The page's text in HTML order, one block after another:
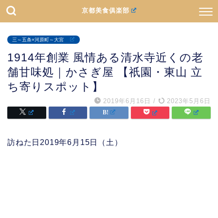
京都美食俱楽部
三～五条×河原町～大宮
1914年創業 風情ある清水寺近くの老
舗甘味処｜かさぎ屋 【祇園・東山 立
ち寄りスポット】
2019年6月16日 / 2023年5月6日
訪ねた日2019年6月15日（土）